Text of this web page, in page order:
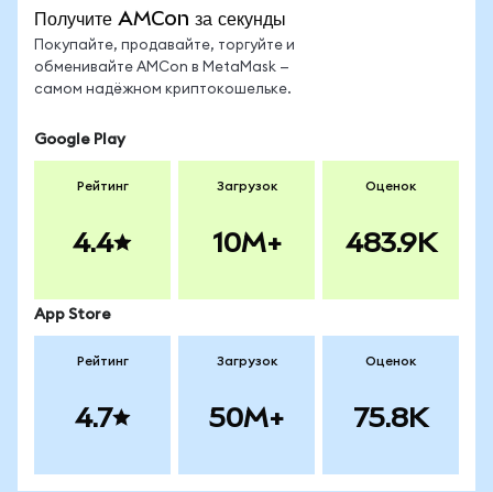
Получите AMCon за секунды
Покупайте, продавайте, торгуйте и
обменивайте AMCon в MetaMask —
самом надёжном криптокошельке.
Google Play
Рейтинг
4.4
Загрузок
10M+
Оценок
483.9K
App Store
Рейтинг
4.7
Загрузок
50M+
Оценок
75.8K